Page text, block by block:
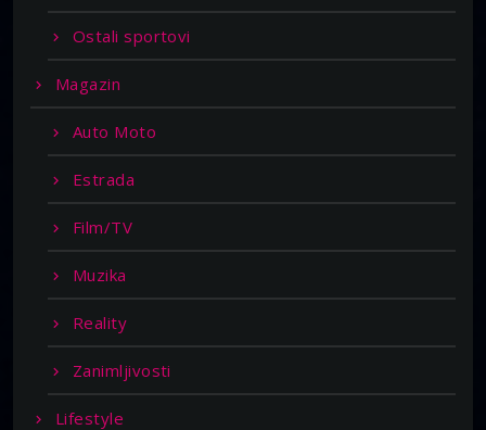
Ostali sportovi
Magazin
Auto Moto
Estrada
Film/TV
Muzika
Reality
Zanimljivosti
Lifestyle